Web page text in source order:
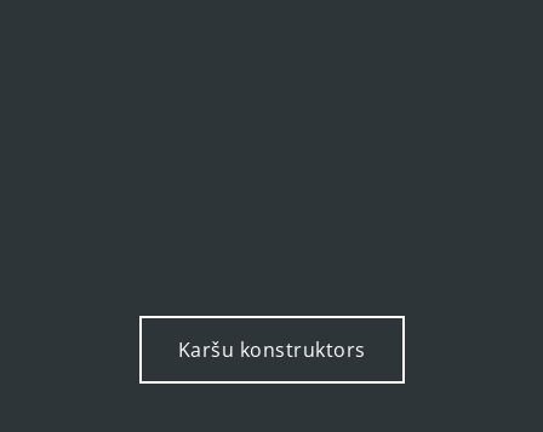
Karšu konstruktors